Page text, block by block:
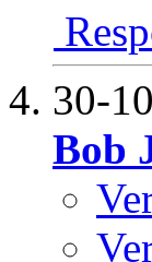
30-
Bob